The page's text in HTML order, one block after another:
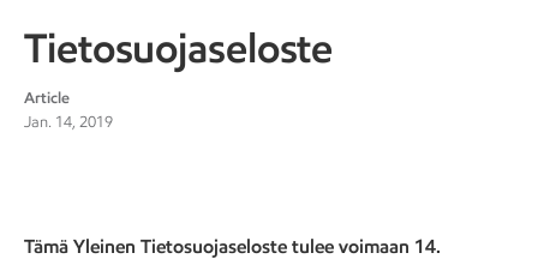
Tietosuojaseloste
Article
Jan. 14, 2019
Tämä Yleinen Tietosuojaseloste tulee voimaan 14.